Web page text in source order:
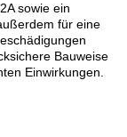
sowie ein
für eine
Bauweise
Einwirkungen.